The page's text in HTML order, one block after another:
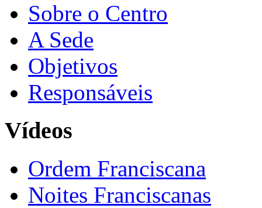
Sobre o Centro
A Sede
Objetivos
Responsáveis
Vídeos
Ordem Franciscana
Noites Franciscanas